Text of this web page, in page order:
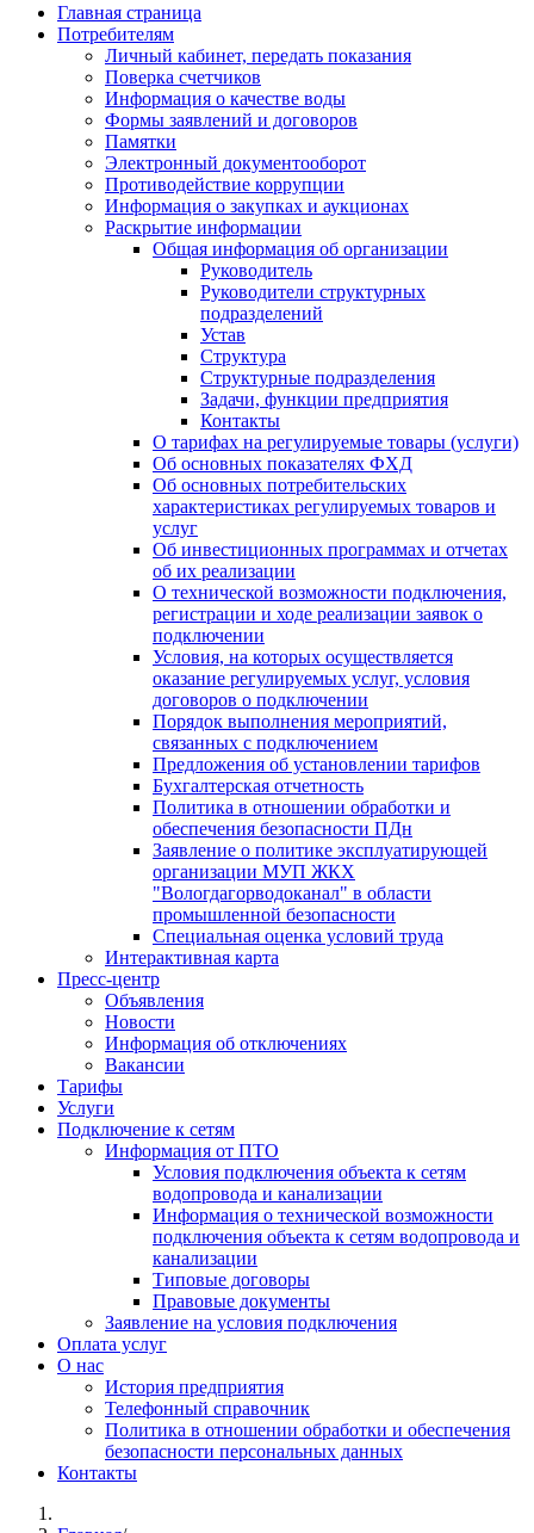
Главная страница
Потребителям
Личный кабинет, передать показания
Поверка счетчиков
Информация о качестве воды
Формы заявлений и договоров
Памятки
Электронный документооборот
Противодействие коррупции
Информация о закупках и аукционах
Раскрытие информации
Общая информация об организации
Руководитель
Руководители структурных
подразделений
Устав
Структура
Структурные подразделения
Задачи, функции предприятия
Контакты
О тарифах на регулируемые товары (услуги)
Об основных показателях ФХД
Об основных потребительских
характеристиках регулируемых товаров и
услуг
Об инвестиционных программах и отчетах
об их реализации
О технической возможности подключения,
регистрации и ходе реализации заявок о
подключении
Условия, на которых осуществляется
оказание регулируемых услуг, условия
договоров о подключении
Порядок выполнения мероприятий,
связанных с подключением
Предложения об установлении тарифов
Бухгалтерская отчетность
Политика в отношении обработки и
обеспечения безопасности ПДн
Заявление о политике эксплуатирующей
организации МУП ЖКХ
"Вологдагорводоканал" в области
промышленной безопасности
Специальная оценка условий труда
Интерактивная карта
Пресс-центр
Объявления
Новости
Информация об отключениях
Вакансии
Тарифы
Услуги
Подключение к сетям
Информация от ПТО
Условия подключения объекта к сетям
водопровода и канализации
Информация о технической возможности
подключения объекта к сетям водопровода и
канализации
Типовые договоры
Правовые документы
Заявление на условия подключения
Оплата услуг
О нас
История предприятия
Телефонный справочник
Политика в отношении обработки и обеспечения
безопасности персональных данных
Контакты